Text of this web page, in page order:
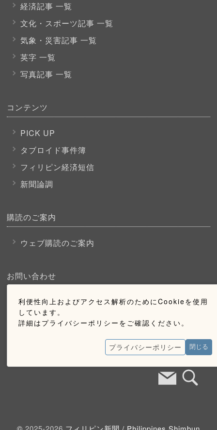
利便性向上およびアクセス解析のためにCookieを使用
しています。
詳細はプライバシーポリシーをご確認ください。
プライバシーポリシー 閉じる
経済記事 一覧
文化・スポーツ記事 一覧
気象・災害記事 一覧
英字 一覧
写真記事 一覧
コンテンツ
PICK UP
タブロイド事件簿
フィリピン経済短信
新聞論調
購読のご案内
ウェブ購読のご案内
お問い合わせ
採用情報
お問い合わせ